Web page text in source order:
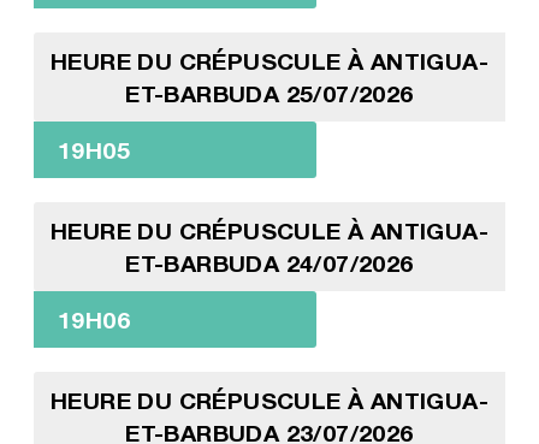
HEURE DU CRÉPUSCULE À ANTIGUA-
ET-BARBUDA 25/07/2026
19H05
HEURE DU CRÉPUSCULE À ANTIGUA-
ET-BARBUDA 24/07/2026
19H06
HEURE DU CRÉPUSCULE À ANTIGUA-
ET-BARBUDA 23/07/2026